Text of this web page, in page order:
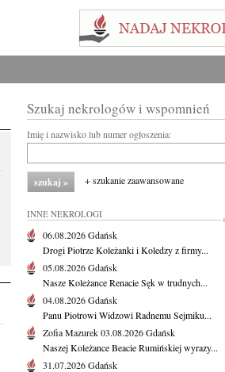
Szukaj nekrologów i wspomnień
Imię i nazwisko lub numer ogłoszenia:
+ szukanie zaawansowane
INNE NEKROLOGI
06.08.2026Gdańsk
Drogi Piotrze Koleżanki i Koledzy z firmy...
05.08.2026Gdańsk
Nasze Koleżance Renacie Sęk w trudnych...
04.08.2026Gdańsk
Panu Piotrowi Widzowi Radnemu Sejmiku...
Zofia Mazurek03.08.2026Gdańsk
Naszej Koleżance Beacie Rumińskiej wyrazy...
31.07.2026Gdańsk